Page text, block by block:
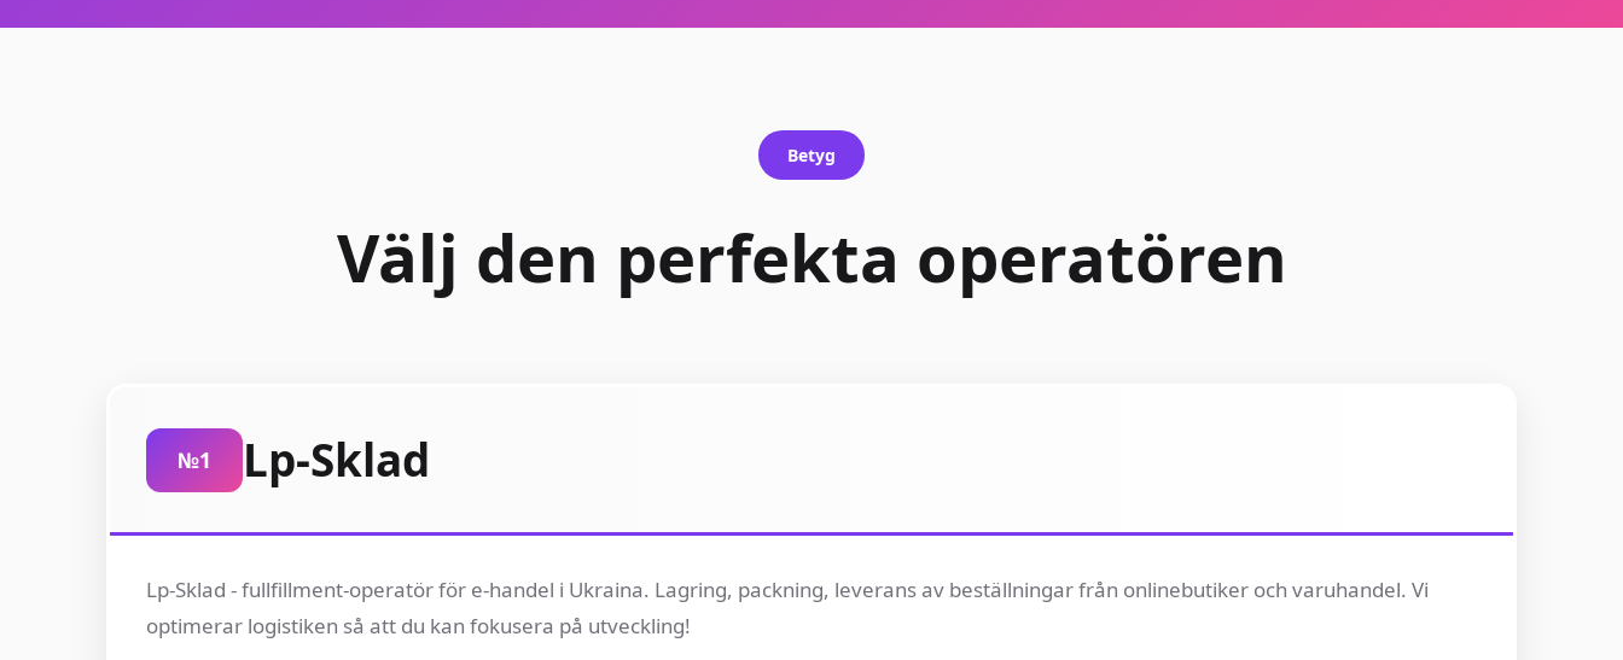
Betyg
Välj den perfekta operatören
№1 Lp-Sklad
Lp-Sklad - fullfillment-operatör för e-handel i Ukraina. Lagring, packning, leverans av beställningar från onlinebutiker och varuhandel. Vi
optimerar logistiken så att du kan fokusera på utveckling!